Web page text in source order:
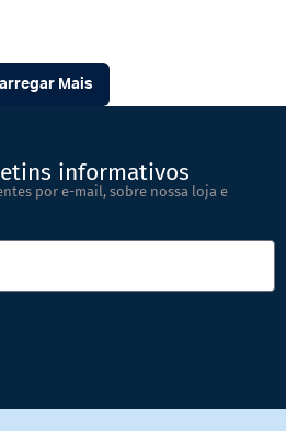
Mais
informativos
por e-mail, sobre nossa loja e